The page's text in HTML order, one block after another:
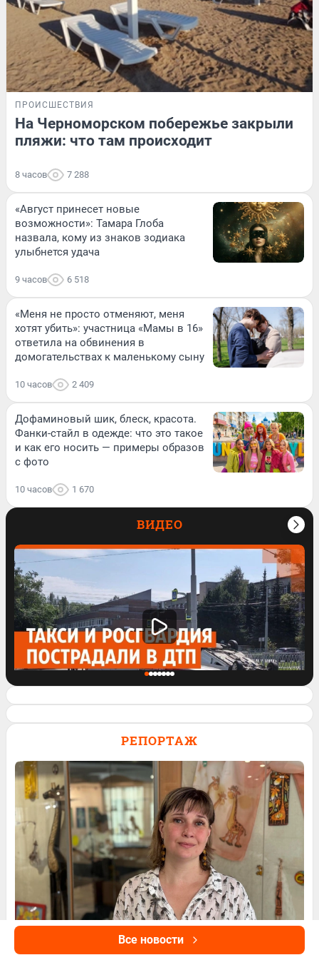
Все новости
ПРОИСШЕСТВИЯ
На Черноморском побережье закрыли
пляжи: что там происходит
8 часов 7 288
«Август принесет новые
возможности»: Тамара Глоба
назвала, кому из знаков зодиака
улыбнется удача
9 часов 6 518
«Меня не просто отменяют, меня
хотят убить»: участница «Мамы в 16»
ответила на обвинения в
домогательствах к маленькому сыну
10 часов 2 409
Дофаминовый шик, блеск, красота.
Фанки-стайл в одежде: что это такое
и как его носить — примеры образов
с фото
10 часов 1 670
ВИДЕО
1
Обсудить 97 Обсудить
РЕПОРТАЖ